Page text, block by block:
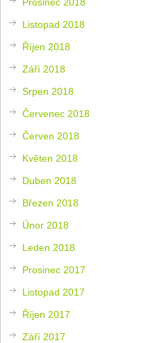
Listopad 2018
Říjen 2018
Září 2018
Srpen 2018
Červenec 2018
Červen 2018
Květen 2018
Duben 2018
Březen 2018
Únor 2018
Leden 2018
Prosinec 2017
Listopad 2017
Říjen 2017
Září 2017